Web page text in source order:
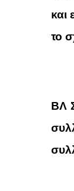
και
το
ΒΛ